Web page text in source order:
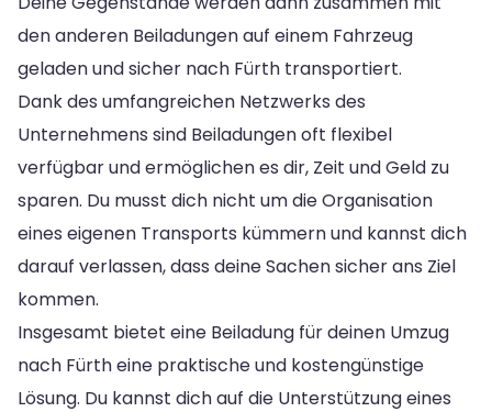
den anderen Beiladungen auf einem Fahrzeug
geladen und sicher nach Fürth transportiert.
Dank des umfangreichen Netzwerks des
Unternehmens sind Beiladungen oft flexibel
verfügbar und ermöglichen es dir, Zeit und Geld zu
sparen. Du musst dich nicht um die Organisation
eines eigenen Transports kümmern und kannst dich
darauf verlassen, dass deine Sachen sicher ans Ziel
kommen.
Insgesamt bietet eine Beiladung für deinen Umzug
nach Fürth eine praktische und kostengünstige
Lösung. Du kannst dich auf die Unterstützung eines